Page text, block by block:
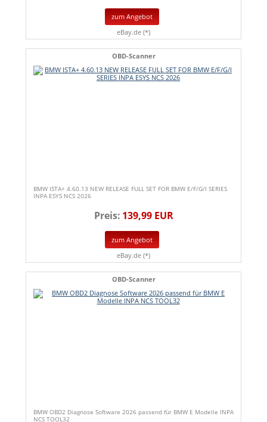
zum Angebot
eBay.de (*)
OBD-Scanner
BMW ISTA+ 4.60.13 NEW RELEASE FULL SET FOR BMW E/F/G/I SERIES
INPA ESYS NCS 2026
Preis: 139,99 EUR
zum Angebot
eBay.de (*)
OBD-Scanner
BMW OBD2 Diagnose Software 2026 passend für BMW E Modelle INPA
NCS TOOL32